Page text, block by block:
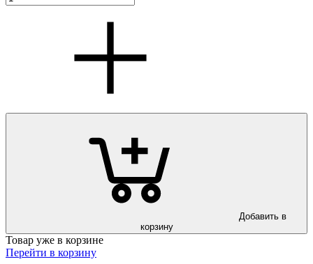
корзину
Товар уже в корзине
Перейти в корзину